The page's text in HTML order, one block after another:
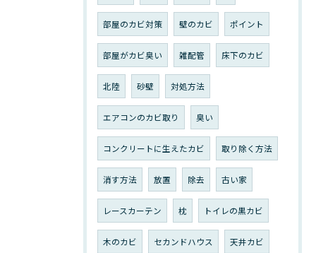
部屋のカビ対策 壁のカビ ポイント
部屋がカビ臭い 雑配管 床下のカビ
北陸 砂壁 対処方法
エアコンのカビ取り 臭い
コンクリートに生えたカビ 取り除く方法
消す方法 放置 除去 古い家
レースカーテン 枕 トイレの黒カビ
木のカビ セカンドハウス 天井カビ